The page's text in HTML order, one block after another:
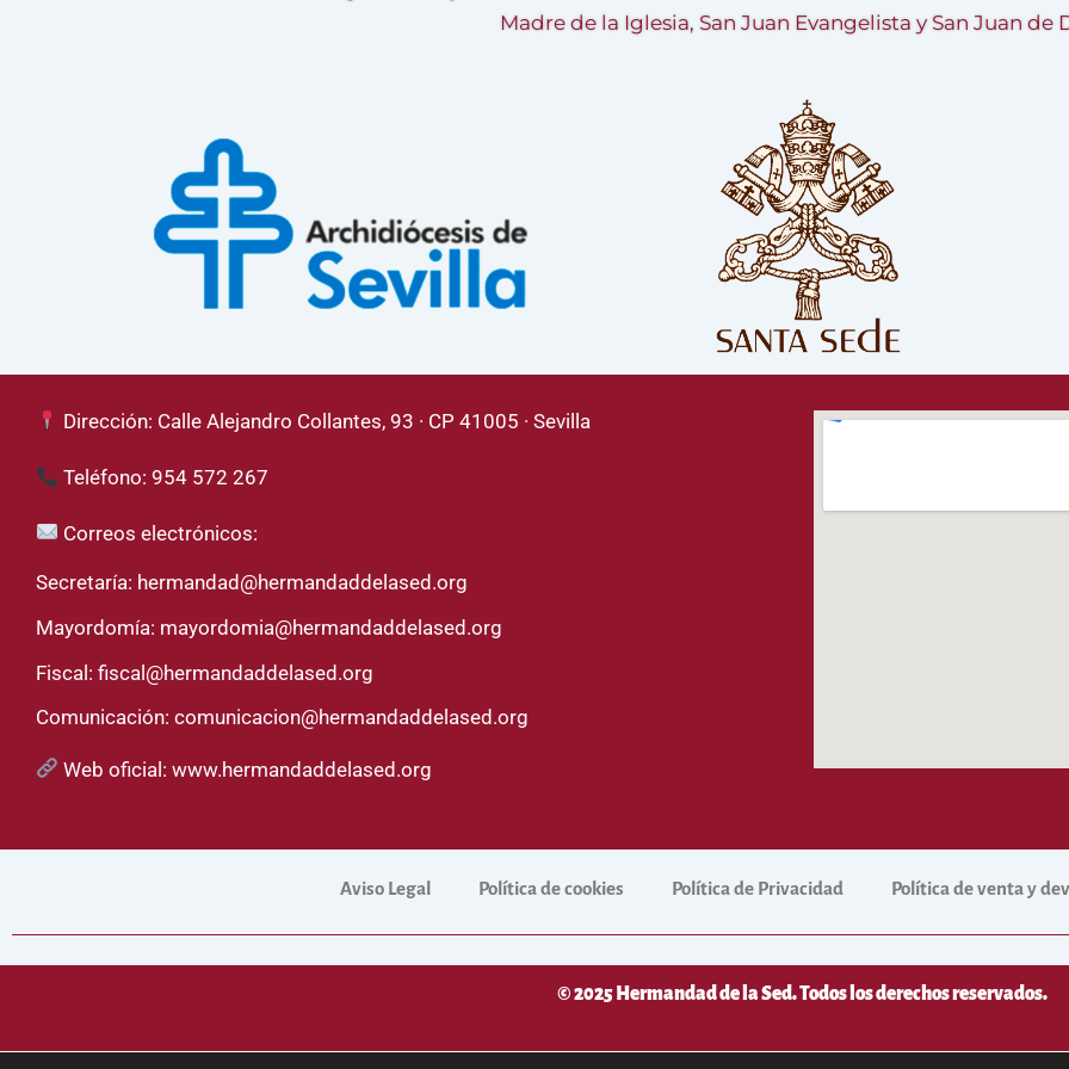
Madre de la Iglesia, San Juan Evangelista y San Juan de
Dirección: Calle Alejandro Collantes, 93 · CP 41005 · Sevilla
Teléfono: 954 572 267
Correos electrónicos:
Secretaría: hermandad@hermandaddelased.org
Mayordomía: mayordomia@hermandaddelased.org
Fiscal: fiscal@hermandaddelased.org
Comunicación: comunicacion@hermandaddelased.org
Web oficial:www.hermandaddelased.org
Aviso Legal Política de cookies Política de Privacidad Política de venta y
© 2025 Hermandad de la Sed. Todos los derechos reservados.